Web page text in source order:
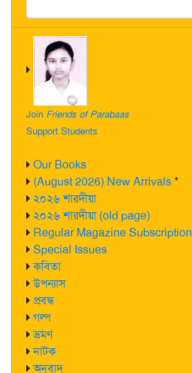
Join Friends of Parabaas
Support Students
Our Books
(August 2026) New Arrivals*
২০২৬ শারদীয়া
২০২৬ শারদীয়া (old page)
Regular Magazine Subscription
Special Issues
কবিতা
উপন্যাস
প্রবন্ধ
গল্প
ভ্রমণ
নাটক
অনুবাদ